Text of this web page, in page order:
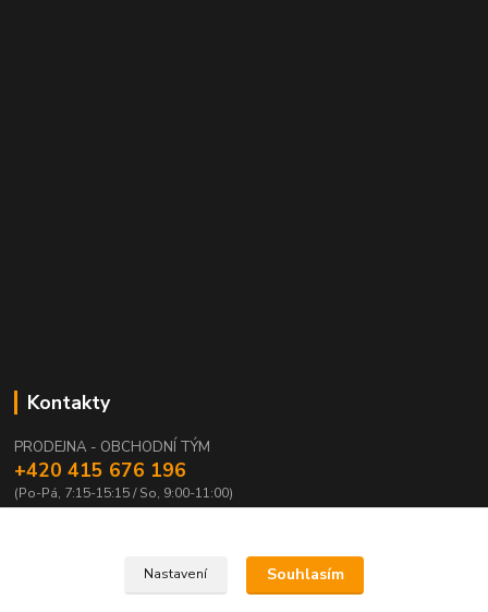
Kontakty
PRODEJNA - OBCHODNÍ TÝM
+420 415 676 196
(Po-Pá, 7:15-15:15 / So, 9:00-11:00)
Nastavení Souhlasím